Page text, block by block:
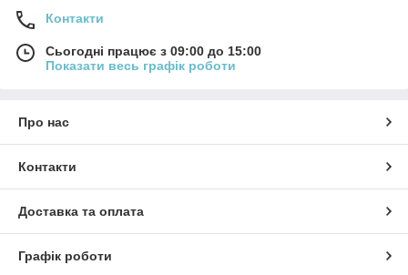
Контакти
Сьогодні працює з 09:00 до 15:00
Показати весь графік роботи
Про нас
Контакти
Доставка та оплата
Графік роботи